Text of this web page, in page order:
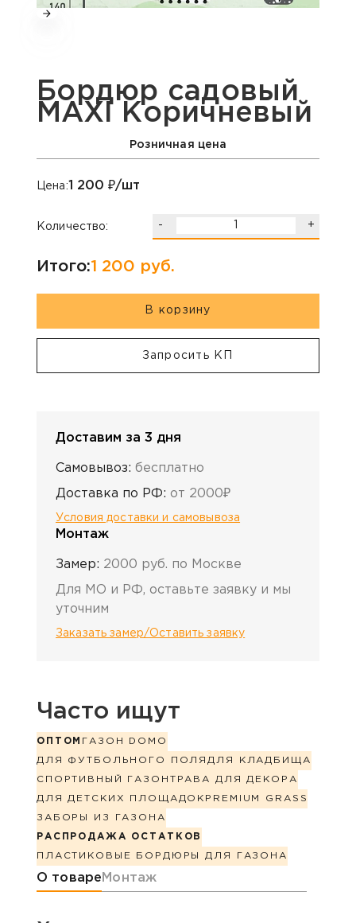
Бордюр садовый
MAXI Коричневый
Розничная цена
Цена:1 200 ₽/шт
Количество: - +
Итого:1 200 руб.
В корзину
Запросить КП
Доставим за 3 дня
Самовывоз: бесплатно
Доставка по РФ: от 2000₽
Условия доставки и самовывоза
Монтаж
Замер: 2000 руб. по Москве
Для МО и РФ, оставьте заявку и мы
уточним
Заказать замер/Оставить заявку
Часто ищут
ОПТОМ ГАЗОН DOMO
ДЛЯ ФУТБОЛЬНОГО ПОЛЯ ДЛЯ КЛАДБИЩА
СПОРТИВНЫЙ ГАЗОН ТРАВА ДЛЯ ДЕКОРА
ДЛЯ ДЕТСКИХ ПЛОЩАДОК PREMIUM GRASS
ЗАБОРЫ ИЗ ГАЗОНА
РАСПРОДАЖА ОСТАТКОВ
ПЛАСТИКОВЫЕ БОРДЮРЫ ДЛЯ ГАЗОНА
Информация о товаре
О товаре Монтаж